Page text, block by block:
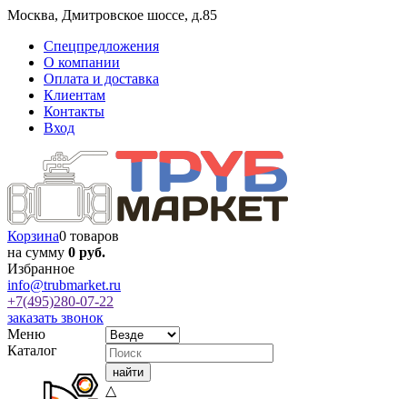
Москва, Дмитровское шоссе, д.85
Спецпредложения
О компании
Оплата и доставка
Клиентам
Контакты
Вход
Корзина0 товаров
на сумму 0 руб.
Избранное
info@trubmarket.ru
+7(495)280-07-22
заказать звонок
Меню
Каталог
△